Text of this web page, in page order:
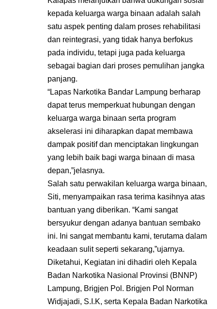
kepada keluarga warga binaan adalah salah
satu aspek penting dalam proses rehabilitasi
dan reintegrasi, yang tidak hanya berfokus
pada individu, tetapi juga pada keluarga
sebagai bagian dari proses pemulihan jangka
panjang.
“Lapas Narkotika Bandar Lampung berharap
dapat terus memperkuat hubungan dengan
keluarga warga binaan serta program
akselerasi ini diharapkan dapat membawa
dampak positif dan menciptakan lingkungan
yang lebih baik bagi warga binaan di masa
depan,”jelasnya.
Salah satu perwakilan keluarga warga binaan,
Siti, menyampaikan rasa terima kasihnya atas
bantuan yang diberikan. “Kami sangat
bersyukur dengan adanya bantuan sembako
ini. Ini sangat membantu kami, terutama dalam
keadaan sulit seperti sekarang,”ujarnya.
Diketahui, Kegiatan ini dihadiri oleh Kepala
Badan Narkotika Nasional Provinsi (BNNP)
Lampung, Brigjen Pol. Brigjen Pol Norman
Widjajadi, S.I.K, serta Kepala Badan Narkotika